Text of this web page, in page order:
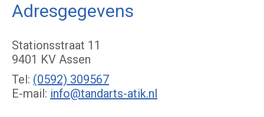
Adresgegevens
Stationsstraat 11
9401 KV Assen
Tel: (0592) 309567
E-mail: info@tandarts-atik.nl